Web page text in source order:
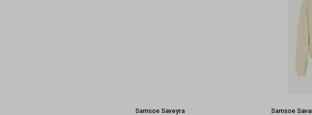
Samsoe Saveyra Samsoe